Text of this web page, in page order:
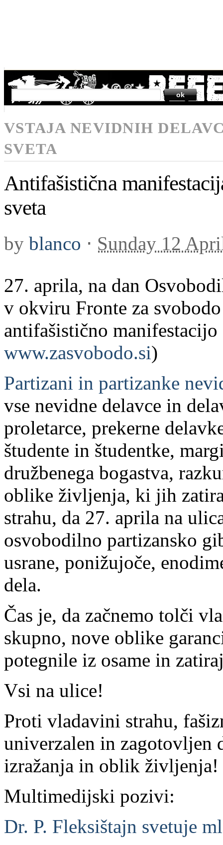
SEARCH
VSTAJA NEVIDNIH
SVETA
Antifašistična
sveta
by blanco ⋅ Sunday 12
27. aprila, na dan
v okviru Fronte za
antifašistično
www.zasvobodo.si)
Partizani in partizanke
vse nevidne delavce in
proletarce, prekerne
študente in študentke,
družbenega bogastva,
oblike življenja, ki jih
strahu, da 27. aprila na
osvobodilno partizansko
usrane, ponižujoče,
dela.
Čas je, da začnemo tolči
skupno, nove oblike
potegnile iz osame in
Vsi na ulice!
Proti vladavini strahu,
univerzalen in zagotovljen
izražanja in oblik življenja!
Multimedijski pozivi:
Dr. P. Fleksištajn svetuje